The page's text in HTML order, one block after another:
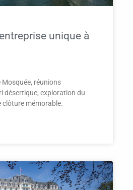
unique à
Mosquée, réunions
désertique, exploration du
clôture mémorable.